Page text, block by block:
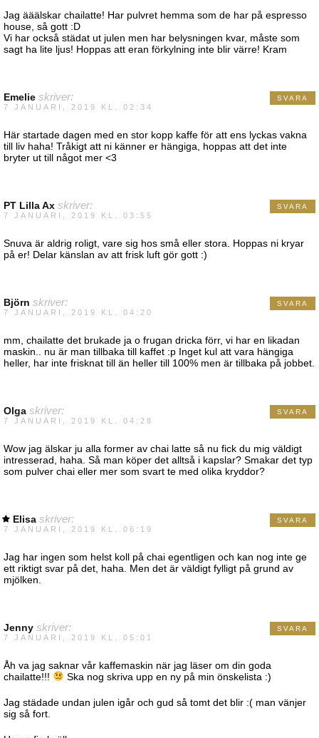
Jag ääälskar chailatte! Har pulvret hemma som de har på espresso
house, så gott :D
Vi har också städat ut julen men har belysningen kvar, måste som
sagt ha lite ljus! Hoppas att eran förkylning inte blir värre! Kram
Emelie skriver:
7 JANUARI, 2019 KL. 02:34
Här startade dagen med en stor kopp kaffe för att ens lyckas vakna
till liv haha! Tråkigt att ni känner er hängiga, hoppas att det inte
bryter ut till något mer <3
SVARA
PT Lilla Ax skriver:
7 JANUARI, 2019 KL. 03:55
Snuva är aldrig roligt, vare sig hos små eller stora. Hoppas ni kryar
på er! Delar känslan av att frisk luft gör gott :)
SVARA
Björn skriver:
7 JANUARI, 2019 KL. 04:20
mm, chailatte det brukade ja o frugan dricka förr, vi har en likadan
maskin.. nu är man tillbaka till kaffet :p Inget kul att vara hängiga
heller, har inte frisknat till än heller till 100% men är tillbaka på jobbet.
SVARA
Olga skriver:
7 JANUARI, 2019 KL. 04:28
Wow jag älskar ju alla former av chai latte så nu fick du mig väldigt
intresserad, haha. Så man köper det alltså i kapslar? Smakar det typ
som pulver chai eller mer som svart te med olika kryddor?
SVARA
Elisa skriver:
7 JANUARI, 2019 KL. 06:19
Jag har ingen som helst koll på chai egentligen och kan nog inte ge
ett riktigt svar på det, haha. Men det är väldigt fylligt på grund av
mjölken.
SVARA
Jenny skriver:
7 JANUARI, 2019 KL. 05:01
Åh va jag saknar vår kaffemaskin när jag läser om din goda
chailatte!!!
Ska nog skriva upp en ny på min önskelista :)
Jag städade undan julen igår och gud så tomt det blir :( man vänjer
sig så fort.
SVARA